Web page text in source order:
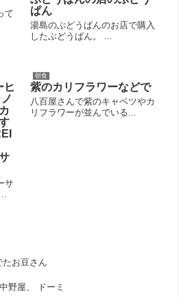
て
ぱん
湯島のぶどうぱんのお店で購入
したぶどうぱん。 ...
ヒ
サ
朝食
紫のカリフラワーなどで
八百屋さんで紫のキャベツやカ
リフラワーが並んでいる...
たお豆さん
野屋、 ドーミ